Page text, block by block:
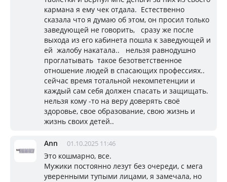
кармана я ему чек отдала. Естественно
сказала что я думаю об этом, он просил только
заведующей не говорить, сразу же после
выхода из его кабинета пошла к заведующей и
ей жалобу накатала.. нельзя равнодушно
проглатывать такое безответственное
отношение людей в спасающих профессиях..
сейчас время тотальной некомпетенции и
каждый сам себя должен спасать и защищать.
нельзя кому -то на веру доверять своё
здоровье, свое образование, свою жизнь и
жизнь своих детей..
Ann 01.10.2025 11:46
Это кошмарно, все.
Мужики постоянно лезут без очереди, с мега
уверенными тупыми лицами, я замечала, но